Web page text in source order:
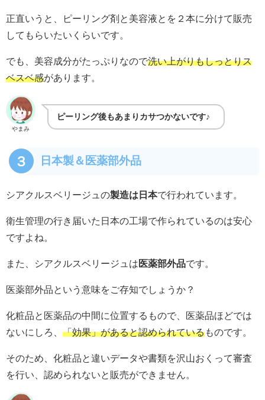
正直いうと、ピーリング剤と美容液とを２本に分けて販売
してもらいたいくらいです。
でも、美容成分がたっぷりなので洗い上がりもしっとりス
ベスベ感があります。
やまみ
ピーリング後もあまりカサつかないです♪
３ 日本製＆医薬部外品
シアクルスベリージュの製造は日本で行われています。
衛生管理の行き届いた日本の工場で作られているのは安心
ですよね。
また、シアクルスベリージュは 医薬部外品です。
医薬部外品という意味をご存知でしょうか？
化粧品と医薬品の中間に位置するもので、医薬品ほどでは
ないにしろ、 「効果」があると認められているものです。
そのため、化粧品と違いデータや書類を沢山おくって審査
を行い、認められないと販売ができません。